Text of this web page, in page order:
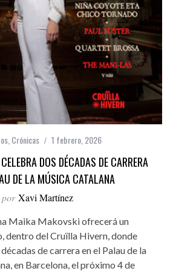
Crónicas 1 febrero, 2026
DOS DÉCADAS DE CARRERA
DE LA MÚSICA CATALANA
por Xavi Martínez
Maika Makovski ofrecerá un
dentro del Cruïlla Hivern, donde
de carrera en el Palau de la
en Barcelona, el próximo 4 de